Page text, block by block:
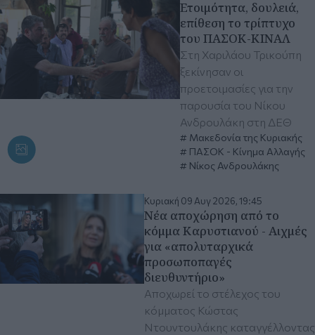
Ετοιμότητα, δουλειά,
επίθεση το τρίπτυχο
του ΠΑΣΟΚ-ΚΙΝΑΛ
Στη Χαριλάου Τρικούπη
ξεκίνησαν οι
προετοιμασίες για την
παρουσία του Νίκου
Ανδρουλάκη στη ΔΕΘ
Μακεδονία της Κυριακής
ΠΑΣΟΚ - Κίνημα Αλλαγής
Νίκος Ανδρουλάκης
Κυριακή 09 Αυγ 2026, 19:45
Νέα αποχώρηση από το
κόμμα Καρυστιανού - Αιχμές
για «απολυταρχικά
προσωποπαγές
διευθυντήριο»
Αποχωρεί το στέλεχος του
κόμματος Κώστας
Ντουντουλάκης καταγγέλλοντας